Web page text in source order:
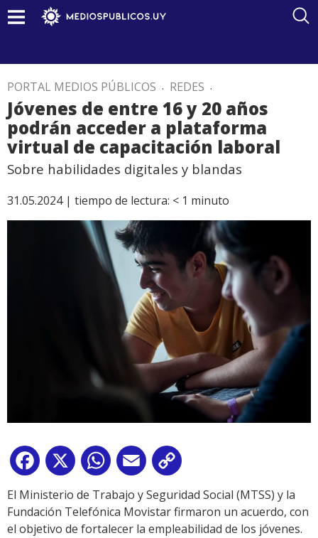
PORTAL MEDIOS PÚBLICOS . REDES .
Jóvenes de entre 16 y 20 años
podrán acceder a plataforma
virtual de capacitación laboral
Sobre habilidades digitales y blandas
31.05.2024 | tiempo de lectura: < 1 minuto
Facebook
X WhatsApp
Email
Link
El Ministerio de Trabajo y Seguridad Social (MTSS) y la
Fundación Telefónica Movistar firmaron un acuerdo, con
el objetivo de fortalecer la empleabilidad de los jóvenes.